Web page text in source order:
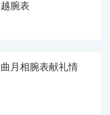
腕表
月相腕表献礼情